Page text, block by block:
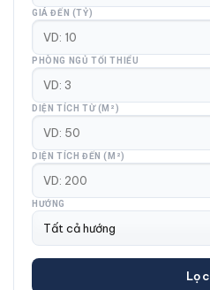
GIÁ ĐẾN (TỶ)
PHÒNG NGỦ TỐI THIỂU
DIỆN TÍCH TỪ (M²)
DIỆN TÍCH ĐẾN (M²)
HƯỚNG
Lọc